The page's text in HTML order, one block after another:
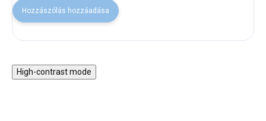
Hozzászólás hozzáadása
High-contrast mode